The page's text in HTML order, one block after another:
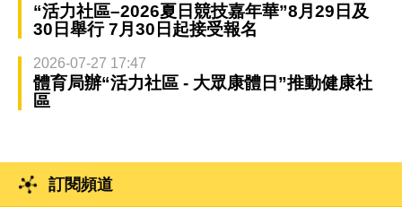
“活力社區–2026夏日競技嘉年華”8月29日及
30日舉行 7月30日起接受報名
2026-07-27 17:47
體育局辦“活力社區 - 大眾康體日”推動健康社
區
訂閱頻道